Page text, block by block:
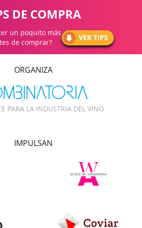
DE COMPRA
un poquito más
de comprar?
VER TIPS
ORGANIZA
PARA LA INDUSTRIA DEL VINO
IMPULSAN